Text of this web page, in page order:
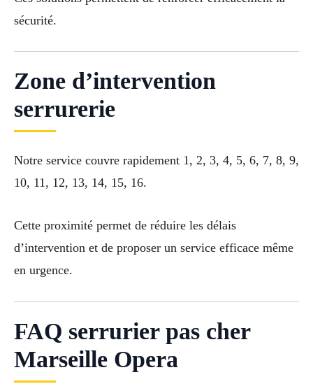
sécurité.
Zone d’intervention
serrurerie
Notre service couvre rapidement 1, 2, 3, 4, 5, 6, 7, 8, 9,
10, 11, 12, 13, 14, 15, 16.
Cette proximité permet de réduire les délais
d’intervention et de proposer un service efficace même
en urgence.
FAQ serrurier pas cher
Marseille Opera